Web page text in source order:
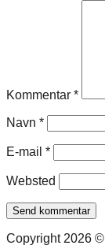
Kommentar *
Navn *
E-mail *
Websted
Copyright 2026 ©